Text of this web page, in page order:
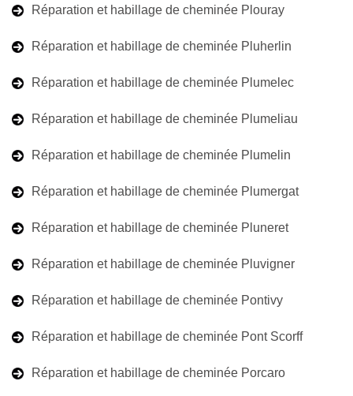
Réparation et habillage de cheminée Plouray
Réparation et habillage de cheminée Pluherlin
Réparation et habillage de cheminée Plumelec
Réparation et habillage de cheminée Plumeliau
Réparation et habillage de cheminée Plumelin
Réparation et habillage de cheminée Plumergat
Réparation et habillage de cheminée Pluneret
Réparation et habillage de cheminée Pluvigner
Réparation et habillage de cheminée Pontivy
Réparation et habillage de cheminée Pont Scorff
Réparation et habillage de cheminée Porcaro